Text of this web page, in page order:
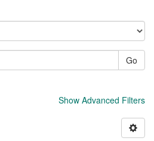
Go
Show Advanced Filters